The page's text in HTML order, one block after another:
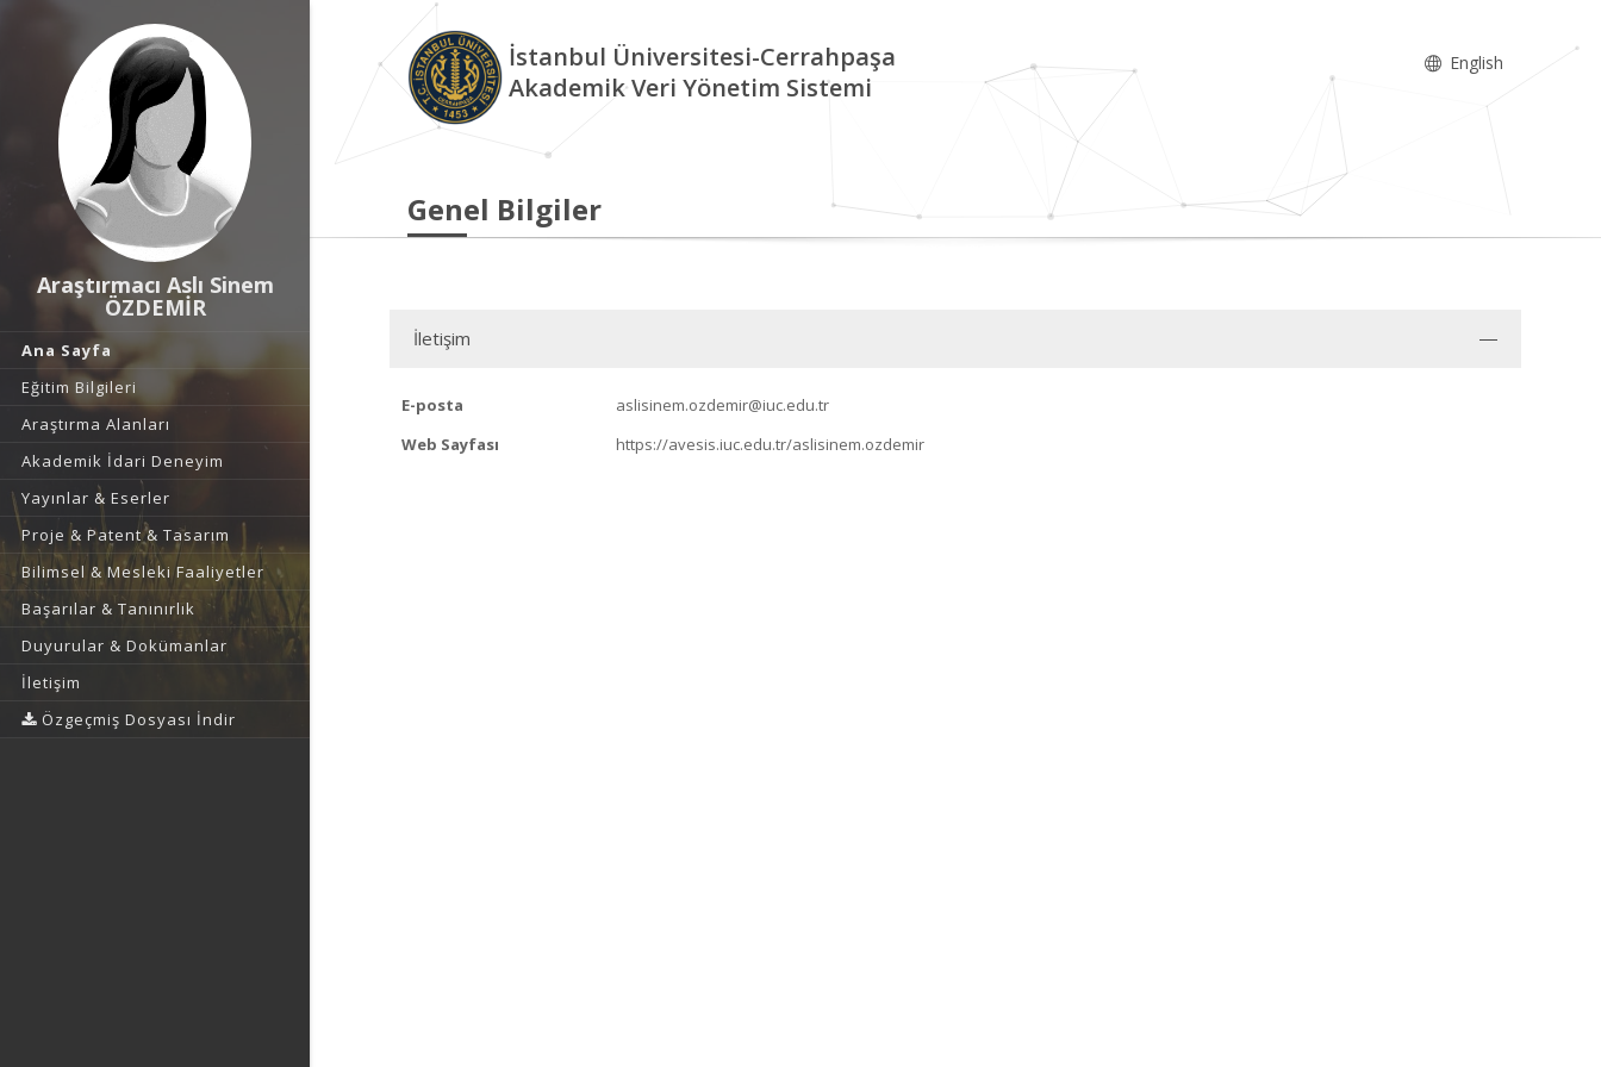
Araştırmacı Aslı Sinem
ÖZDEMİR
Ana Sayfa
Eğitim Bilgileri
Araştırma Alanları
Akademik İdari Deneyim
Yayınlar & Eserler
Proje & Patent & Tasarım
Bilimsel & Mesleki Faaliyetler
Başarılar & Tanınırlık
Duyurular & Dokümanlar
İletişim
Özgeçmiş Dosyası İndir
İstanbul Üniversitesi-Cerrahpaşa
Akademik Veri Yönetim Sistemi
English
Genel Bilgiler
İletişim
E-posta
aslisinem.ozdemir@iuc.edu.tr
Web Sayfası
https://avesis.iuc.edu.tr/aslisinem.ozdemir